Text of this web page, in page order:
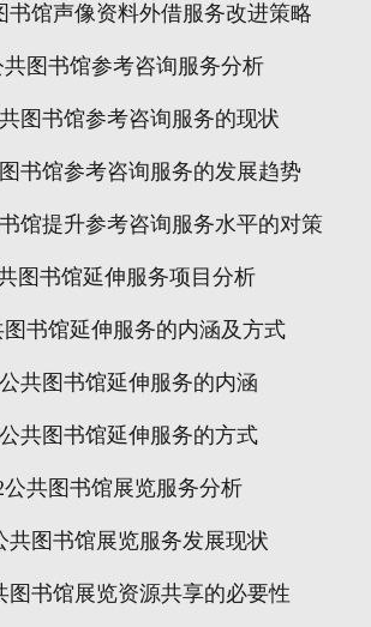
书馆声像资料外借服务改进策略
共图书馆参考咨询服务分析
图书馆参考咨询服务的现状
书馆参考咨询服务的发展趋势
馆提升参考咨询服务水平的对策
图书馆延伸服务项目分析
图书馆延伸服务的内涵及方式
共图书馆延伸服务的内涵
共图书馆延伸服务的方式
公共图书馆展览服务分析
共图书馆展览服务发展现状
图书馆展览资源共享的必要性